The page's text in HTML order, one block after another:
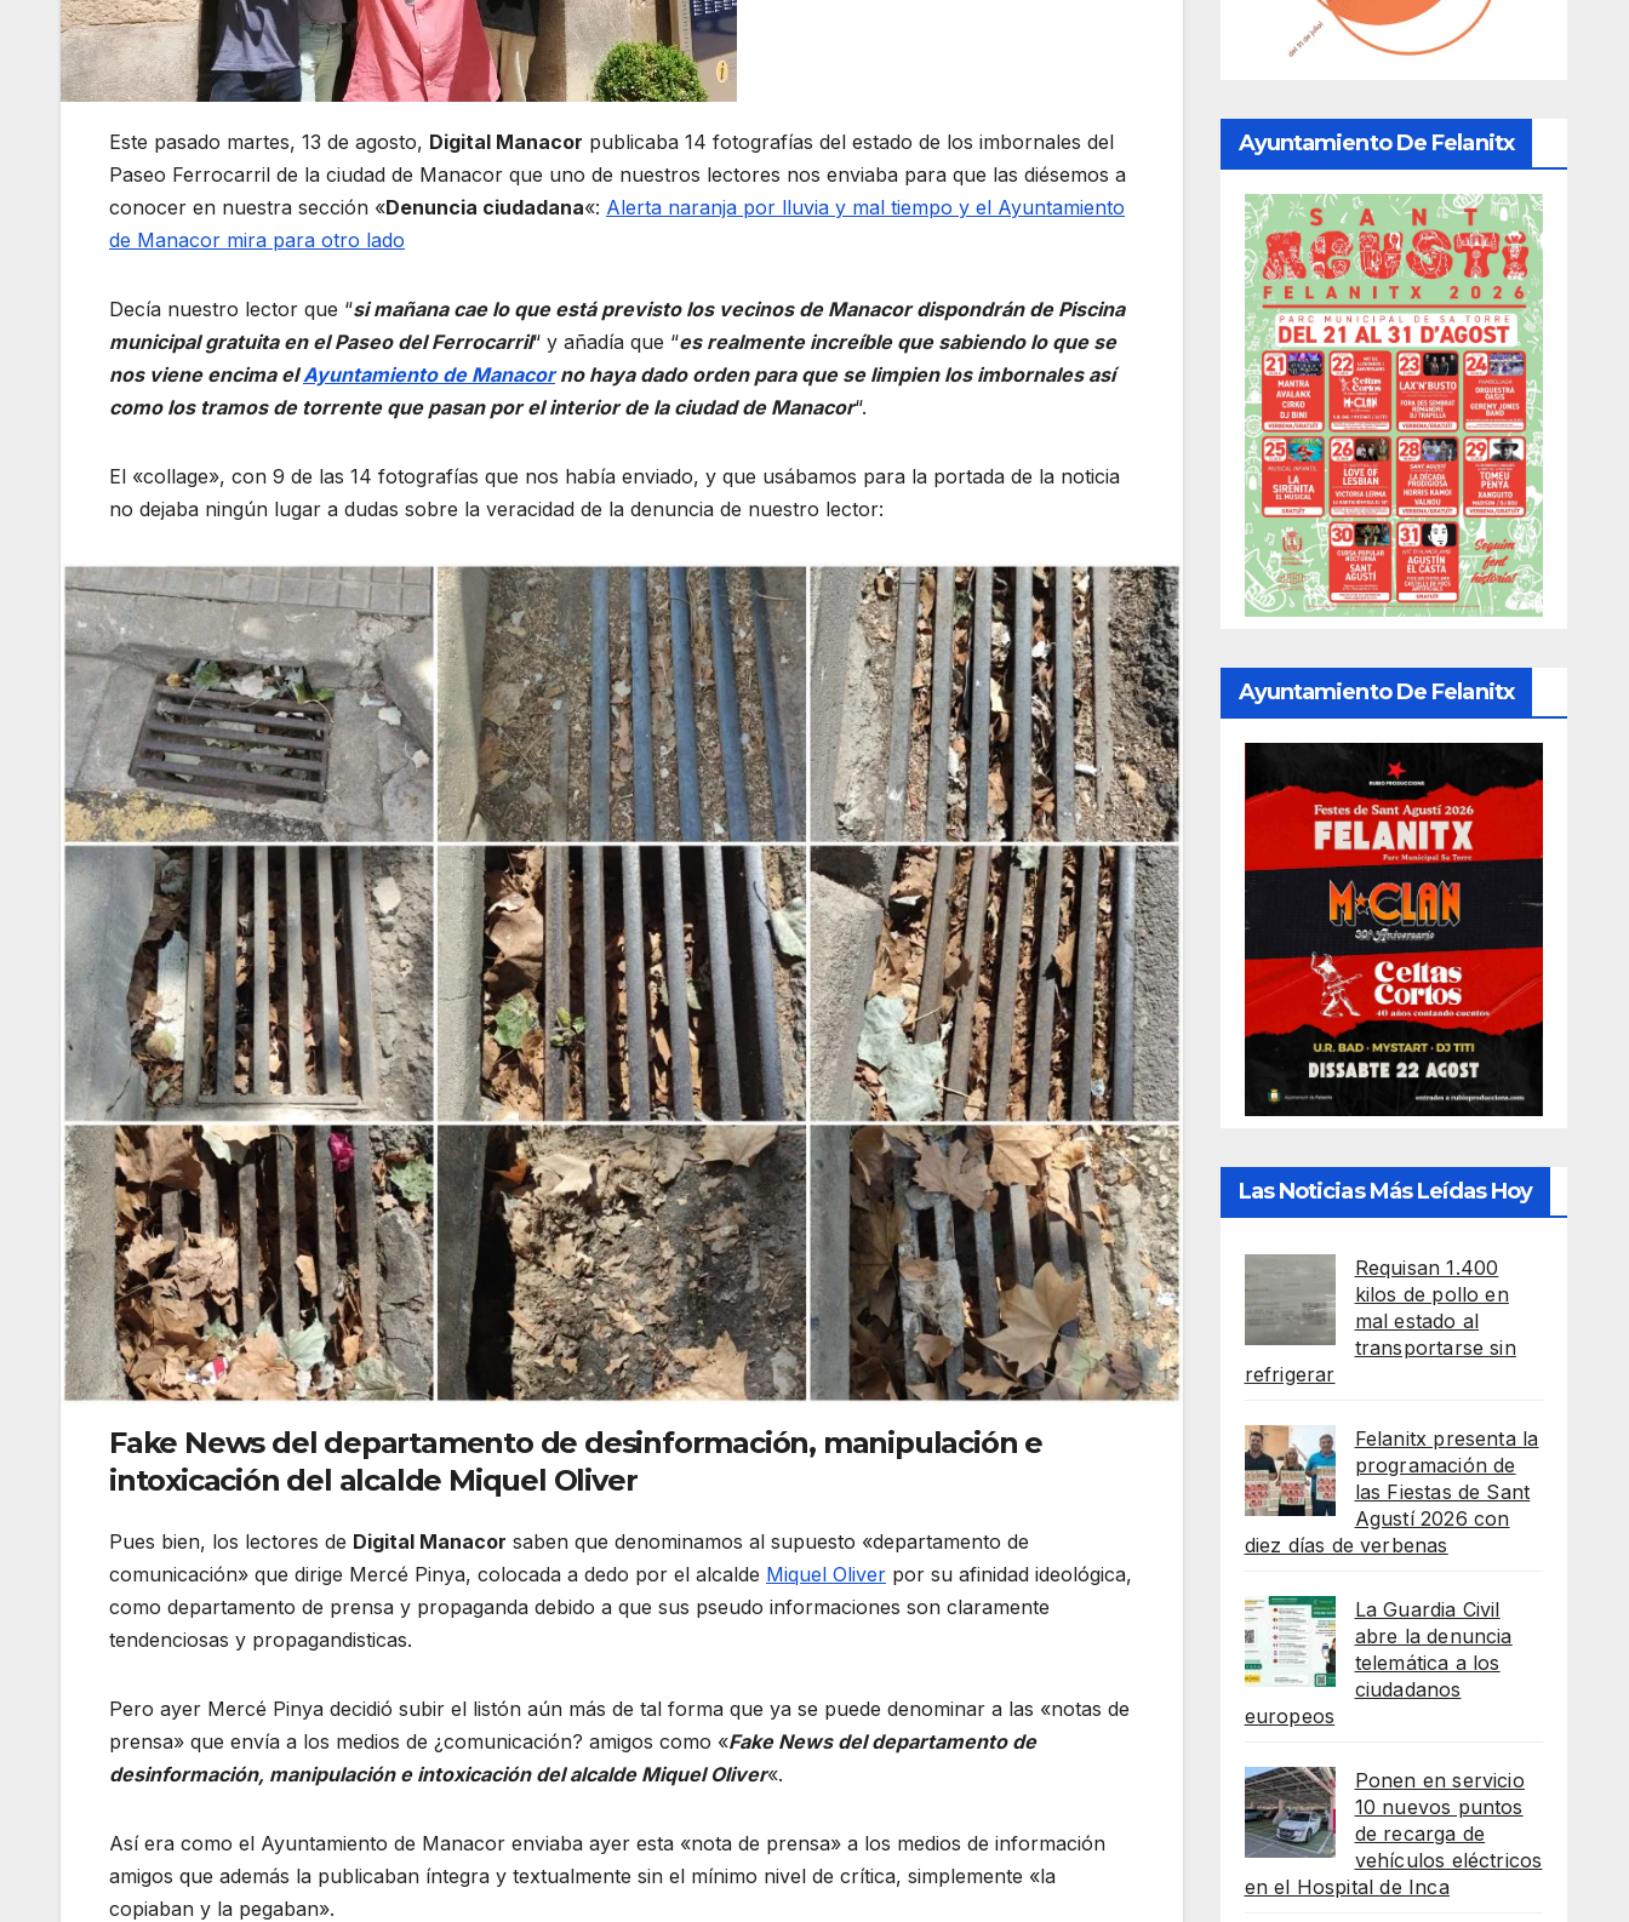
Este pasado martes, 13 de agosto, Digital Manacor publicaba 14 fotografías del estado de los imbornales del
Paseo Ferrocarril de la ciudad de Manacor que uno de nuestros lectores nos enviaba para que las diésemos a
conocer en nuestra sección «Denuncia ciudadana«: Alerta naranja por lluvia y mal tiempo y el Ayuntamiento
de Manacor mira para otro lado
Decía nuestro lector que “si mañana cae lo que está previsto los vecinos de Manacor dispondrán de Piscina
municipal gratuita en el Paseo del Ferrocarril“ y añadía que “es realmente increíble que sabiendo lo que se
nos viene encima elAyuntamiento de Manacorno haya dado orden para que se limpien los imbornales así
como los tramos de torrente que pasan por el interior de la ciudad de Manacor“.
El «collage», con 9 de las 14 fotografías que nos había enviado, y que usábamos para la portada de la noticia
no dejaba ningún lugar a dudas sobre la veracidad de la denuncia de nuestro lector:
Fake News del departamento de desinformación, manipulación e
intoxicación del alcalde Miquel Oliver
Pues bien, los lectores de Digital Manacor saben que denominamos al supuesto «departamento de
comunicación» que dirige Mercé Pinya, colocada a dedo por el alcalde Miquel Oliver por su afinidad ideológica,
como departamento de prensa y propaganda debido a que sus pseudo informaciones son claramente
tendenciosas y propagandisticas.
Pero ayer Mercé Pinya decidió subir el listón aún más de tal forma que ya se puede denominar a las «notas de
prensa» que envía a los medios de ¿comunicación? amigos como «Fake News del departamento de
desinformación, manipulación e intoxicación del alcalde Miquel Oliver«.
Así era como el Ayuntamiento de Manacor enviaba ayer esta «nota de prensa» a los medios de información
amigos que además la publicaban íntegra y textualmente sin el mínimo nivel de crítica, simplemente «la
copiaban y la pegaban».
Ayuntamiento De Felanitx
Ayuntamiento De Felanitx
Las Noticias Más Leídas Hoy
Requisan 1.400
kilos de pollo en
mal estado al
transportarse sin
refrigerar
Felanitx presenta la
programación de
las Fiestas de Sant
Agustí 2026 con
diez días de verbenas
La Guardia Civil
abre la denuncia
telemática a los
ciudadanos
europeos
Ponen en servicio
10 nuevos puntos
de recarga de
vehículos eléctricos
en el Hospital de Inca